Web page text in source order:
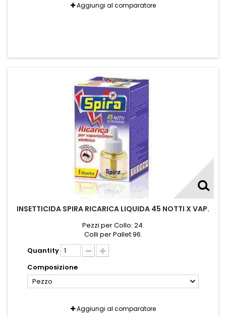
Aggiungi al comparatore
INSETTICIDA SPIRA RICARICA LIQUIDA 45 NOTTI X VAP.
Pezzi per Collo: 24.
Colli per Pallet 96.
Quantity
Composizione
Pezzo
Aggiungi al comparatore